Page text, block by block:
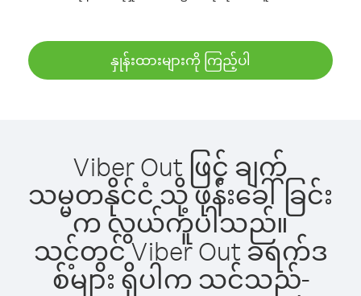
နှုန်းထားများကို ကြည့်ပါ
Viber Out ဖြင့် ချက်
သမ္မတနိုင်ငံ သို့ ဖုန်းခေါ်ခြင်း
က လွယ်ကူပါသည်။
သင့်တွင် Viber Out ခရက်ဒ
စ်များ ရှိပါက သင်သည်-